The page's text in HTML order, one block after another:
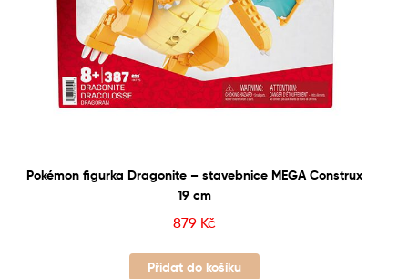
Pokémon figurka Dragonite – stavebnice MEGA Construx
19 cm
879 Kč
Přidat do košíku